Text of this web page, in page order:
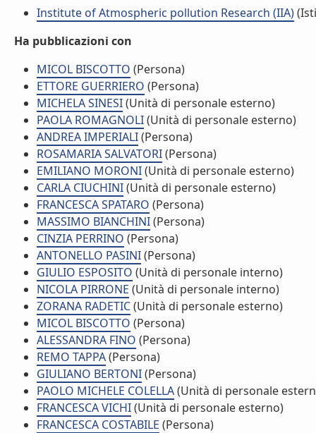
Institute of Atmospheric pollution Research (IIA)
Ha pubblicazioni con
MICOL BISCOTTO (Persona)
ETTORE GUERRIERO (Persona)
MICHELA SINESI(Unità di personale esterno)
PAOLA ROMAGNOLI(Unità di personale esterno)
ANDREA IMPERIALI(Persona)
ROSAMARIA SALVATORI(Persona)
EMILIANO MORONI(Unità di personale esterno)
CARLA CIUCHINI(Unità di personale esterno)
FRANCESCA SPATARO (Persona)
MASSIMO BIANCHINI(Persona)
CINZIA PERRINO (Persona)
ANTONELLO PASINI(Persona)
GIULIO ESPOSITO (Unità di personale interno)
NICOLA PIRRONE (Unità di personale interno)
ZORANA RADETIC(Unità di personale esterno)
MICOL BISCOTTO (Persona)
ALESSANDRA FINO (Persona)
REMO TAPPA(Persona)
GIULIANO BERTONI(Persona)
PAOLO MICHELE COLELLA(Unità di personale
FRANCESCA VICHI(Unità di personale esterno)
FRANCESCA COSTABILE (Persona)